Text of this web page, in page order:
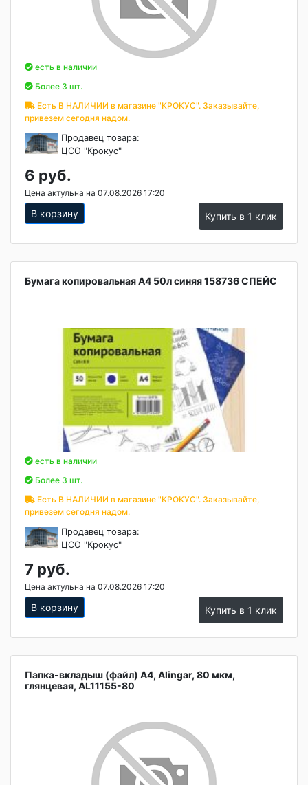
есть в наличии
Более 3 шт.
Есть В НАЛИЧИИ в магазине "КРОКУС". Заказывайте,
привезем сегодня надом.
Продавец товара:
ЦСО "Крокус"
6 руб.
Цена актульна на 07.08.2026 17:20
В корзину Купить в 1 клик
Бумага копировальная А4 50л синяя 158736 СПЕЙС
есть в наличии
Более 3 шт.
Есть В НАЛИЧИИ в магазине "КРОКУС". Заказывайте,
привезем сегодня надом.
Продавец товара:
ЦСО "Крокус"
7 руб.
Цена актульна на 07.08.2026 17:20
В корзину Купить в 1 клик
Папка-вкладыш (файл) А4, Alingar, 80 мкм,
глянцевая, AL11155-80